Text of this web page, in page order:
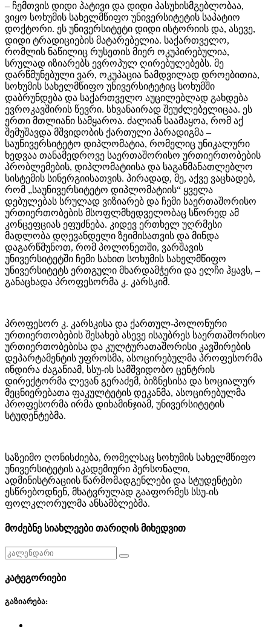
– ჩემთვის დიდი პატივი და დიდი პასუხისმგებლობაა,
ვიყო სოხუმის სახელმწიფო უნივერსიტეტის საპატიო
დოქტორი. ეს უნივერსიტეტი დიდი ისტორიის და, ასევე,
დიდი ტრადიციების მატარებელია. საქართველო,
რომლის ნაწილიც რუსეთის მიერ ოკუპირებულია,
სრულად იზიარებს ევროპულ ღირებულებებს. მე
დარწმუნებული ვარ, ოკუპაცია ნამდვილად დროებითია,
სოხუმის სახელმწიფო უნივერსიტეტიც სოხუმში
დაბრუნდება და საქართველო აუცილებლად გახდება
ევროკავშირის წევრი. სხვანაირად შეუძლებელიცაა. ეს
ერთი მთლიანი სამყაროა. ძალიან საამაყოა, რომ აქ
შემუშავდა მშვიდობის ქართული პარადიგმა –
საუნივერსიტეტო დიპლომატია, რომელიც უნიკალური
ხედვაა თანამედროვე საერთაშორისო ურთიერთობების
პრობლემების, დიპლომატიისა და საგანმანათლებლო
სისტემის სინერგიისათვის. პირადად, მე, აქვე ვაცხადებ,
რომ „საუნივერსიტეტო დიპლომატიის“ ყველა
დებულებას სრულად ვიზიარებ და ჩემი საერთაშორისო
ურთიერთობების მსოფლმხედველობაც სწორედ ამ
კონცეფციას ეფუძნება. კიდევ ერთხელ უღრმესი
მადლობა დღევანდელი ზეიმისათვის და მინდა
დაგარწმუნოთ, რომ პოლონეთში, ვარშავის
უნივერსიტეტში ჩემი სახით სოხუმის სახელმწიფო
უნივერსიტეტს ერთგული მხარდამჭერი და ელჩი ჰყავს, –
განაცხადა პროფესორმა კ. კარსკიმ.
პროფესორ კ. კარსკისა და ქართულ-პოლონური
ურთიერთობების შესახებ ასევე ისაუბრეს საერთაშორისო
ურთიერთობებისა და კულტურათაშორისი კავშირების
დეპარტამენტის უფროსმა, ასოცირებულმა პროფესორმა
ინდირა ძაგანიამ, სსუ-ის სამშვიდობო ცენტრის
დირექტორმა ლევან გერაძემ, ბიზნესისა და სოციალურ
მეცნიერებათა ფაკულტეტის დეკანმა, ასოცირებულმა
პროფესორმა ირმა დიხამინჯიამ, უნივერსიტეტის
სტუდენტებმა.
საზეიმო ღონისძიება, რომელსაც სოხუმის სახელმწიფო
უნივერსიტეტის აკადემიური პერსონალი,
ადმინისტრაციის წარმომადგენლები და სტუდენტები
ესწრებოდნენ, მხატვრულად გააფორმეს სსუ-ის
ფოლკლორულმა ანსამბლებმა.
მოძებნე სიახლეები თარიღის მიხედვით
კატეგორიები
გაზიარება: